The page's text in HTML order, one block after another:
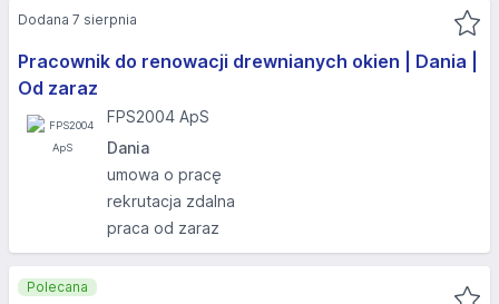
Pracownik do renowacji drewnianych okien | Dania |
Od zaraz
FPS2004 ApS
Dania
umowa o pracę
rekrutacja zdalna
praca od zaraz
Dodana 7 sierpnia
Polecana